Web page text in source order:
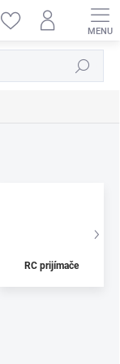
Hľadať
RC prijímače